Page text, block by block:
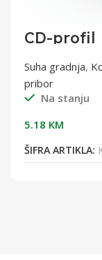
CD-profil
60x27x0,6
0,6 mm
Suha gradnja,
pribor
Na stanju
5.18 KM
ŠIFRA ARTIKLA: